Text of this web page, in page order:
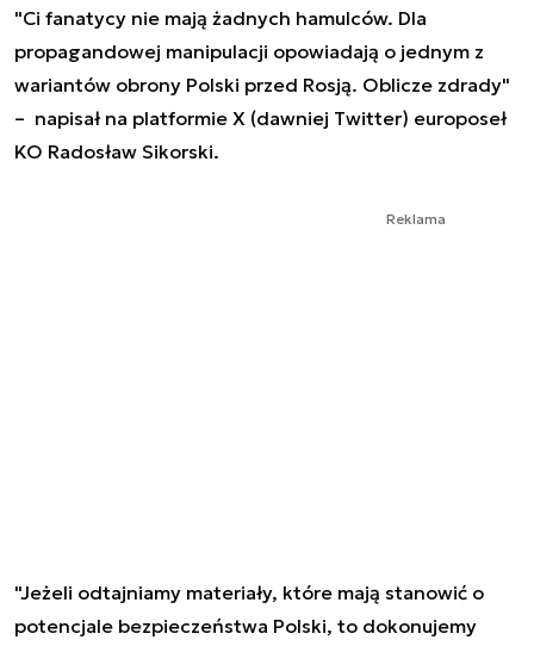
"Ci fanatycy nie mają żadnych hamulców. Dla
propagandowej manipulacji opowiadają o jednym z
wariantów obrony Polski przed Rosją. Oblicze zdrady"
– napisał na platformie X (dawniej Twitter) europoseł
KO Radosław Sikorski.
Reklama
"Jeżeli odtajniamy materiały, które mają stanowić o
potencjale bezpieczeństwa Polski, to dokonujemy